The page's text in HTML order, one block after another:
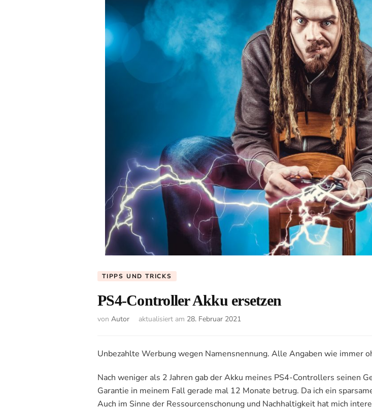
TIPPS UND TRICKS
PS4-Controller Akku ersetzen
von Autor aktualisiert am 28. Februar 2021
Unbezahlte Werbung wegen Namensnennung. Alle Angaben wie immer
Nach weniger als 2 Jahren gab der Akku meines PS4-Controllers seinen
Garantie in meinem Fall gerade mal 12 Monate betrug. Da ich ein
Auch im Sinne der Ressourcenschonung und Nachhaltigkeit hat mich